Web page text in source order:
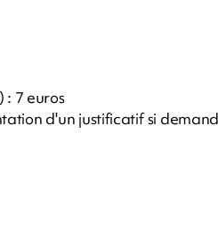
: 7 euros
d'un justificatif si